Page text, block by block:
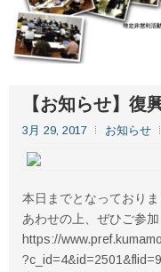
【お知らせ】復
3月 29, 2017 お知らせ
本日までとなっており
あわせの上、ぜひご参加
https://